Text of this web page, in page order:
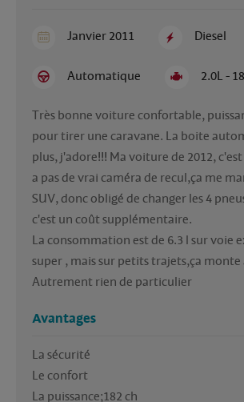
Janvier 2011 Diesel
Automatique 2.0L -
Très bonne voiture confortable,
pour tirer une caravane. La boite
plus, j'adore!!! Ma voiture de 2012,
a pas de vrai caméra de recul,ça me
SUV, donc obligé de changer les 4
c'est un coût supplémentaire.
La consommation est de 6.3 l sur voie
super , mais sur petits trajets,ça monte
Autrement rien de particulier
Avantages
La sécurité
Le confort
La puissance;182 ch